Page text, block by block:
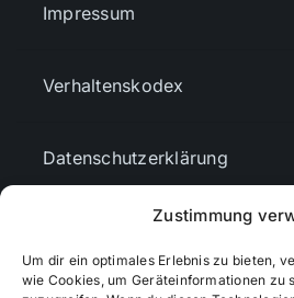
Zustimmung
Um dir ein optimales Erlebnis zu bieten,
wie Cookies, um Geräteinformationen zu
Impressum
Verhaltenskodex
Datenschutzerklärung